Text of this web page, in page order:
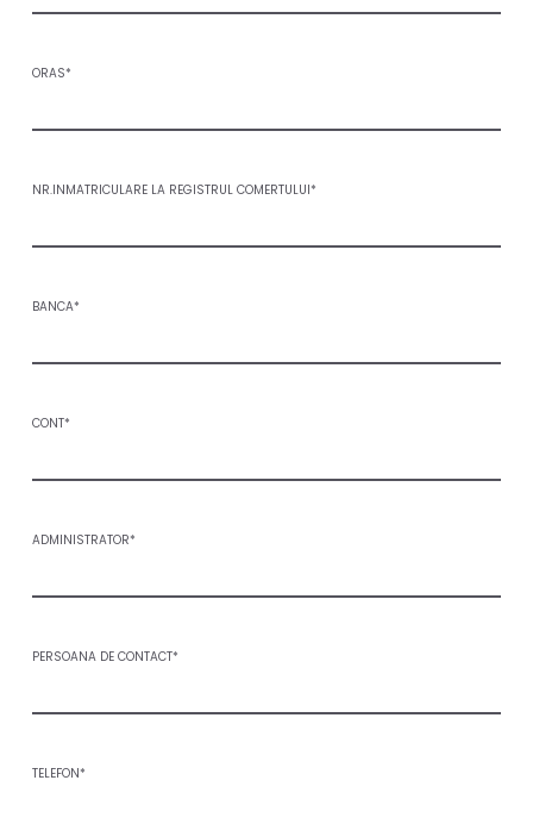
ORAS*
NR.INMATRICULARE LA REGISTRUL COMERTULUI*
BANCA*
CONT*
ADMINISTRATOR*
PERSOANA DE CONTACT*
TELEFON*